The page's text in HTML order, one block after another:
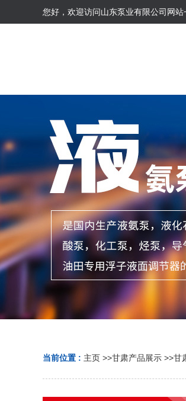
您好，欢迎访问山东泵业有限公司网站
当前位置 : 主页 >>甘肃产品展示 >>甘